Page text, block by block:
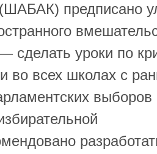
(ШАБАК) предписано
сделать уроки по
во всех школах с
выборов